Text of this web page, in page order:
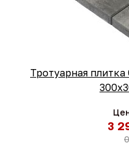
Тротуарная
3